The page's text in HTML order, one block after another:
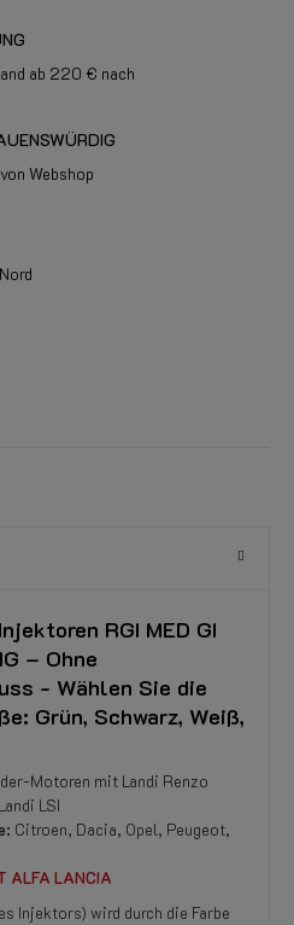
ab 220 € nach
Webshop
RGI MED GI
– Ohne
- Wählen Sie die
Grün, Schwarz, Weiß,
Motoren mit Landi Renzo
LSI
Citroen, Dacia, Opel, Peugeot,
ALFA LANCIA
Injektors) wird durch die Farbe